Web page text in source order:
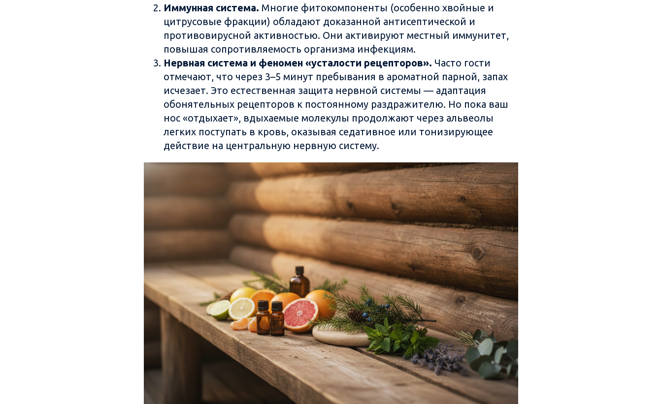
Иммунная система. Многие фитокомпоненты (особенно хвойные и
цитрусовые фракции) обладают доказанной антисептической и
противовирусной активностью. Они активируют местный иммунитет,
повышая сопротивляемость организма инфекциям.
Нервная система и феномен «усталости рецепторов». Часто гости
отмечают, что через 3–5 минут пребывания в ароматной парной, запах
исчезает. Это естественная защита нервной системы — адаптация
обонятельных рецепторов к постоянному раздражителю. Но пока ваш
нос «отдыхает», вдыхаемые молекулы продолжают через альвеолы
легких поступать в кровь, оказывая седативное или тонизирующее
действие на центральную нервную систему.